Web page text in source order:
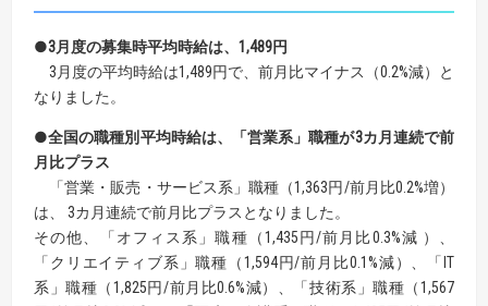
●3月度の募集時平均時給は、1,489円
3月度の平均時給は1,489円で、前月比マイナス（0.2%減）と
なりました。
●全国の職種別平均時給は、「営業系」職種が3カ月連続で前
月比プラス
「営業・販売・サービス系」職種（1,363円/前月比0.2%増）
は、 3カ月連続で前月比プラスとなりました。
その他、「オフィス系」職種（1,435円/前月比0.3%減 ）、
「クリエイティブ系」職種（1,594円/前月比0.1%減）、「IT
系」職種（1,825円/前月比0.6%減）、「技術系」職種（1,567